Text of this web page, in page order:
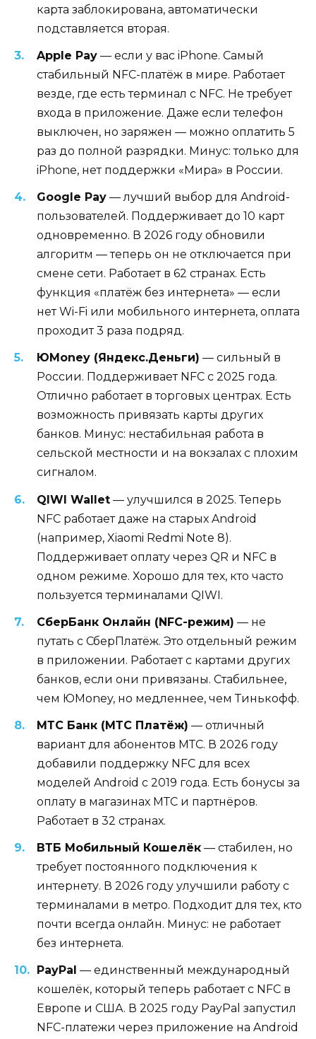
карта заблокирована, автоматически
подставляется вторая.
Apple Pay — если у вас iPhone. Самый
стабильный NFC-платёж в мире. Работает
везде, где есть терминал с NFC. Не требует
входа в приложение. Даже если телефон
выключен, но заряжен — можно оплатить 5
раз до полной разрядки. Минус: только для
iPhone, нет поддержки «Мира» в России.
Google Pay — лучший выбор для Android-
пользователей. Поддерживает до 10 карт
одновременно. В 2026 году обновили
алгоритм — теперь он не отключается при
смене сети. Работает в 62 странах. Есть
функция «платёж без интернета» — если
нет Wi-Fi или мобильного интернета, оплата
проходит 3 раза подряд.
ЮMoney (Яндекс.Деньги) — сильный в
России. Поддерживает NFC с 2025 года.
Отлично работает в торговых центрах. Есть
возможность привязать карты других
банков. Минус: нестабильная работа в
сельской местности и на вокзалах с плохим
сигналом.
QIWI Wallet — улучшился в 2025. Теперь
NFC работает даже на старых Android
(например, Xiaomi Redmi Note 8).
Поддерживает оплату через QR и NFC в
одном режиме. Хорошо для тех, кто часто
пользуется терминалами QIWI.
СберБанк Онлайн (NFC-режим) — не
путать с СберПлатёж. Это отдельный режим
в приложении. Работает с картами других
банков, если они привязаны. Стабильнее,
чем ЮMoney, но медленнее, чем Тинькофф.
МТС Банк (МТС Платёж) — отличный
вариант для абонентов МТС. В 2026 году
добавили поддержку NFC для всех
моделей Android с 2019 года. Есть бонусы за
оплату в магазинах МТС и партнёров.
Работает в 32 странах.
ВТБ Мобильный Кошелёк — стабилен, но
требует постоянного подключения к
интернету. В 2026 году улучшили работу с
терминалами в метро. Подходит для тех, кто
почти всегда онлайн. Минус: не работает
без интернета.
PayPal — единственный международный
кошелёк, который теперь работает с NFC в
Европе и США. В 2025 году PayPal запустил
NFC-платежи через приложение на Android